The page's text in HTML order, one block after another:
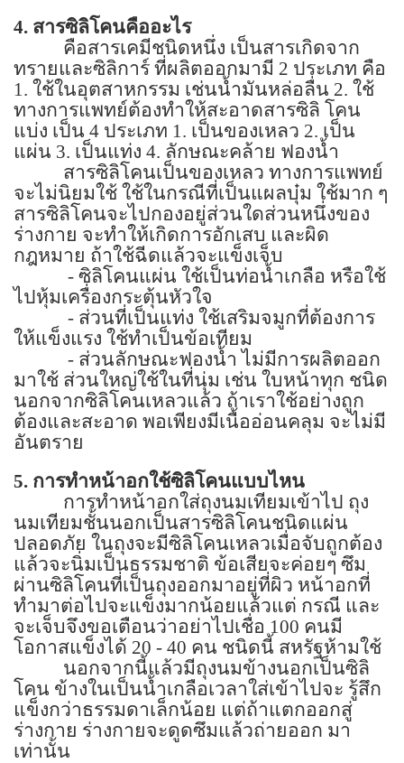
4. สารซิลิโคนคืออะไร
คือสารเคมีชนิดหนึ่ง เป็นสารเกิดจาก
ทรายและซิลิการ์ ที่ผลิตออกมามี 2 ประเภท คือ
1. ใช้ในอุตสาหกรรม เช่นน้ำมันหล่อลื่น 2. ใช้
ทางการแพทย์ต้องทำให้สะอาดสารซิลิ โคน
แบ่ง เป็น 4 ประเภท 1. เป็นของเหลว 2. เป็น
แผ่น 3. เป็นแท่ง 4. ลักษณะคล้าย ฟองน้ำ
สารซิลิโคนเป็นของเหลว ทางการแพทย์
จะไม่นิยมใช้ ใช้ในกรณีที่เป็นแผลบุ๋ม ใช้มาก ๆ
สารซิลิโคนจะไปกองอยู่ส่วนใดส่วนหนึ่งของ
ร่างกาย จะทำให้เกิดการอักเสบ และผิด
กฎหมาย ถ้าใช้ฉีดแล้วจะแข็งเจ็บ
- ซิลิโคนแผ่น ใช้เป็นท่อน้ำเกลือ หรือใช้
ไปหุ้มเครื่องกระตุ้นหัวใจ
- ส่วนที่เป็นแท่ง ใช้เสริมจมูกที่ต้องการ
ให้แข็งแรง ใช้ทำเป็นข้อเทียม
- ส่วนลักษณะฟองน้ำ ไม่มีการผลิตออก
มาใช้ ส่วนใหญ่ใช้ในที่นุ่ม เช่น ใบหน้าทุก ชนิด
นอกจากซิลิโคนเหลวแล้ว ถ้าเราใช้อย่างถูก
ต้องและสะอาด พอเพียงมีเนื้ออ่อนคลุม จะไม่มี
อันตราย
5. การทำหน้าอกใช้ซิลิโคนแบบไหน
การทำหน้าอกใส่ถุงนมเทียมเข้าไป ถุง
นมเทียมชั้นนอกเป็นสารซิลิโคนชนิดแผ่น
ปลอดภัย ในถุงจะมีซิลิโคนเหลวเมื่อจับถูกต้อง
แล้วจะนิ่มเป็นธรรมชาติ ข้อเสียจะค่อยๆ ซึม
ผ่านซิลิโคนที่เป็นถุงออกมาอยู่ที่ผิว หน้าอกที่
ทำมาต่อไปจะแข็งมากน้อยแล้วแต่ กรณี และ
จะเจ็บจึงขอเตือนว่าอย่าไปเชื่อ 100 คนมี
โอกาสแข็งได้ 20 - 40 คน ชนิดนี้ สหรัฐห้ามใช้
นอกจากนี้แล้วมีถุงนมข้างนอกเป็นซิลิ
โคน ข้างในเป็นน้ำเกลือเวลาใส่เข้าไปจะ รู้สึก
แข็งกว่าธรรมดาเล็กน้อย แต่ถ้าแตกออกสู่
ร่างกาย ร่างกายจะดูดซึมแล้วถ่ายออก มา
เท่านั้น